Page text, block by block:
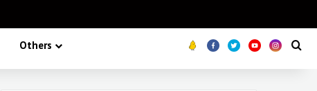
Others Koo FB TwitterYoutube